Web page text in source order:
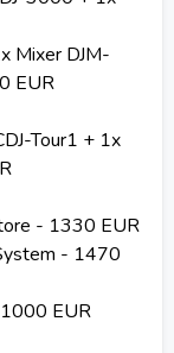
Mixer DJM-
EUR
Tour1 + 1x
- 1330 EUR
- 1470
EUR